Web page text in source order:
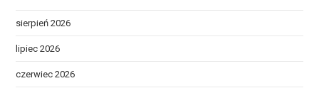
sierpień 2026
lipiec 2026
czerwiec 2026